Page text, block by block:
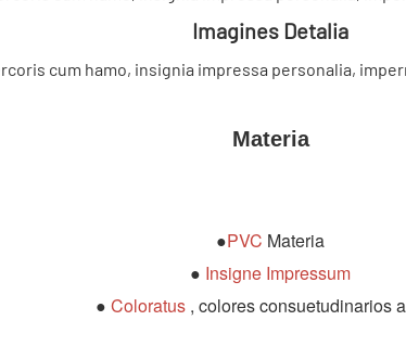
Imagines Detalia
Materia
●PVC Materia
● Insigne Impressum
● Coloratus, colores consuetudinarios